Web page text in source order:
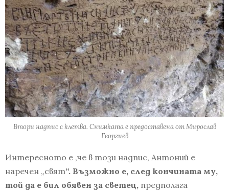
Втори надпис с клетва. Снимката е предоставена от Мирослав
Георгиев
Интересното е ,че в този надпис, Антоний е
наречен „свят“. Възможно е, след кончината му,
той да е бил обявен за светец, предполага